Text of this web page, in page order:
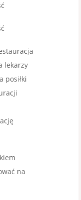
lekarzy
posiłki
na